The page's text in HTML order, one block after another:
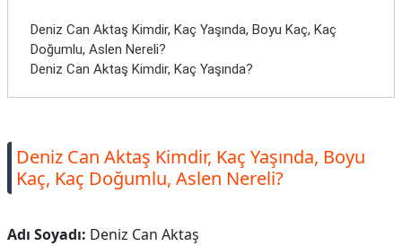
Deniz Can Aktaş Kimdir, Kaç Yaşında, Boyu Kaç, Kaç
Doğumlu, Aslen Nereli?
Deniz Can Aktaş Kimdir, Kaç Yaşında?
Deniz Can Aktaş Kimdir, Kaç Yaşında, Boyu
Kaç, Kaç Doğumlu, Aslen Nereli?
Adı Soyadı: Deniz Can Aktaş